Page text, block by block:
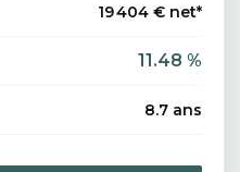
19 404 € net*
11.48 %
8.7 ans